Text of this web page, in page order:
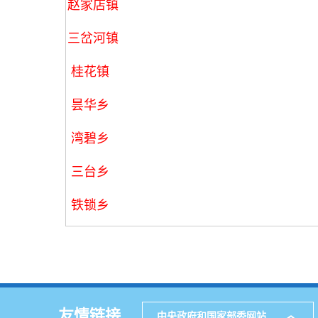
赵家店镇
三岔河镇
桂花镇
昙华乡
湾碧乡
三台乡
铁锁乡